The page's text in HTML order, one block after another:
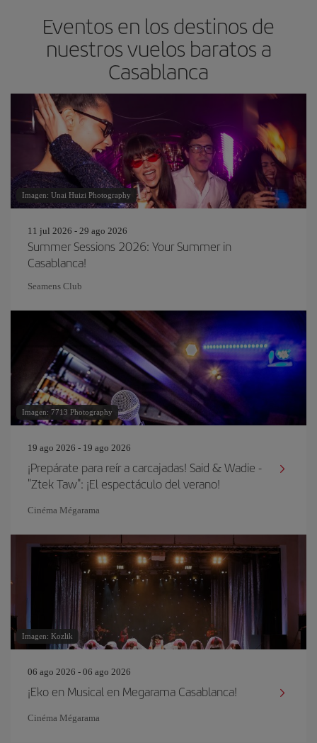
Eventos en los destinos de
nuestros vuelos baratos a
Casablanca
Imagen: Unai Huizi Photography
11 jul 2026 - 29 ago 2026
Summer Sessions 2026: Your Summer in
Casablanca!
Seamens Club
Imagen: 7713 Photography
19 ago 2026 - 19 ago 2026
¡Prepárate para reír a carcajadas! Said & Wadie -
"Ztek Taw": ¡El espectáculo del verano!
Cinéma Mégarama
Imagen: Kozlik
06 ago 2026 - 06 ago 2026
¡Eko en Musical en Megarama Casablanca!
Cinéma Mégarama